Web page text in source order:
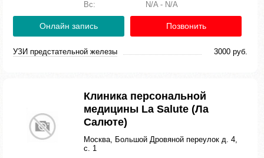
Вс:
N/A - N/A
Онлайн запись Позвонить
УЗИ предстательной железы 3000 руб.
Клиника персональной
медицины La Salute (Ла
Салюте)
Москва, Большой Дровяной переулок д. 4,
с. 1